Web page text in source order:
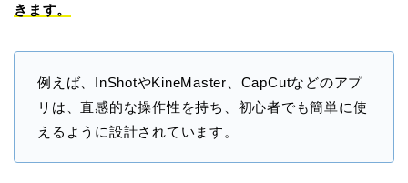
きます。
例えば、 InShotやKineMaster、CapCutなどのアプ
リは、直感的な操作性を持ち、初心者でも簡単に使
えるように設計されています 。